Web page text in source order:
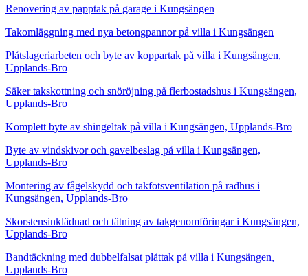
Renovering av papptak på garage i Kungsängen
Takomläggning med nya betongpannor på villa i Kungsängen
Plåtslageriarbeten och byte av koppartak på villa i Kungsängen,
Upplands-Bro
Säker takskottning och snöröjning på flerbostadshus i Kungsängen,
Upplands-Bro
Komplett byte av shingeltak på villa i Kungsängen, Upplands-Bro
Byte av vindskivor och gavelbeslag på villa i Kungsängen,
Upplands-Bro
Montering av fågelskydd och takfotsventilation på radhus i
Kungsängen, Upplands-Bro
Skorstensinklädnad och tätning av takgenomföringar i Kungsängen,
Upplands-Bro
Bandtäckning med dubbelfalsat plåttak på villa i Kungsängen,
Upplands-Bro